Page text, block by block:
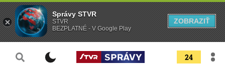
24
Správy STVR
STVR
BEZPLATNÉ - V Google Play
ZOBRAZIŤ